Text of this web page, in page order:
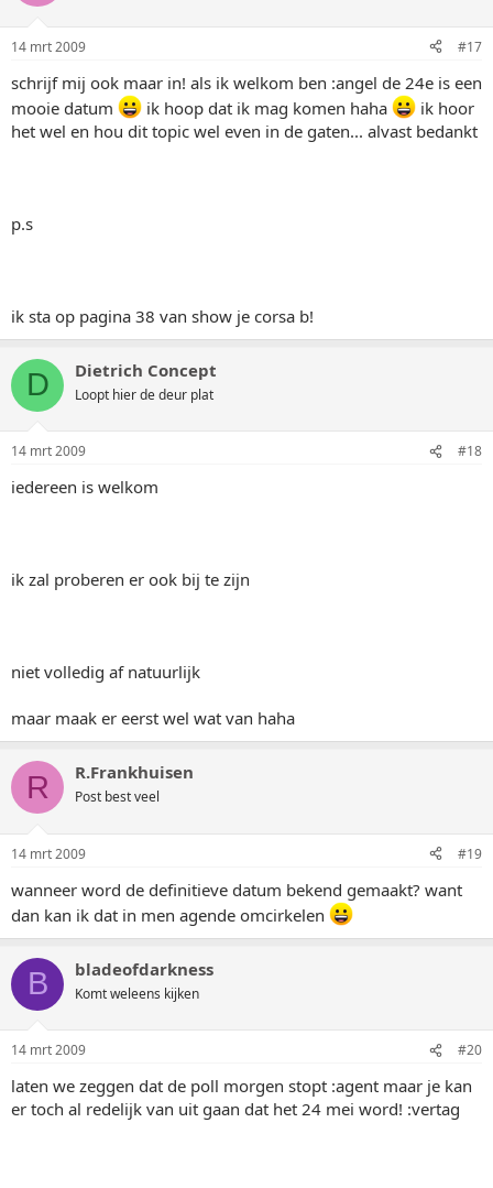
14 mrt 2009 #17
schrijf mij ook maar in! als ik welkom ben :angel de 24e is een
mooie datum
ik hoop dat ik mag komen haha
ik hoor
het wel en hou dit topic wel even in de gaten... alvast bedankt
p.s
ik sta op pagina 38 van show je corsa b!
D Dietrich Concept
Loopt hier de deur plat
14 mrt 2009 #18
iedereen is welkom
ik zal proberen er ook bij te zijn
niet volledig af natuurlijk
maar maak er eerst wel wat van haha
R R.Frankhuisen
Post best veel
14 mrt 2009 #19
wanneer word de definitieve datum bekend gemaakt? want
dan kan ik dat in men agende omcirkelen
B bladeofdarkness
Komt weleens kijken
14 mrt 2009 #20
laten we zeggen dat de poll morgen stopt :agent maar je kan
er toch al redelijk van uit gaan dat het 24 mei word! :vertag